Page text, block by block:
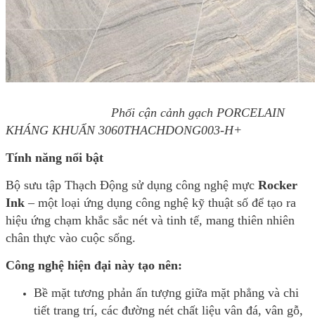
Phối cận cảnh gạch PORCELAIN
KHÁNG KHUẨN 3060THACHDONG003-H+
Tính năng nổi bật
Bộ sưu tập Thạch Động sử dụng công nghệ mực Rocker
Ink – một loại ứng dụng công nghệ kỹ thuật số để tạo ra
hiệu ứng chạm khắc sắc nét và tinh tế, mang thiên nhiên
chân thực vào cuộc sống.
Công nghệ hiện đại này tạo nên:
Bề mặt tương phản ấn tượng giữa mặt phẳng và chi
tiết trang trí, các đường nét chất liệu vân đá, vân gỗ,